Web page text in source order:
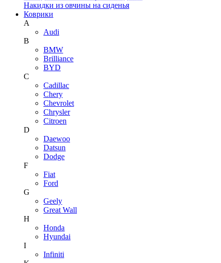
Накидки из овчины на сиденья
Коврики
A
Audi
B
BMW
Brilliance
BYD
C
Cadillac
Chery
Chevrolet
Chrysler
Citroen
D
Daewoo
Datsun
Dodge
F
Fiat
Ford
G
Geely
Great Wall
H
Honda
Hyundai
I
Infiniti